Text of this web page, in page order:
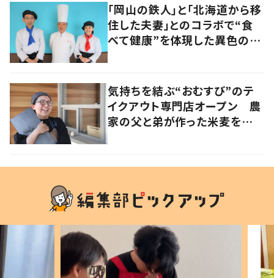
「岡山の鉄人」と「北海道から移
住した夫妻」とのコラボで“食
べて健康”を体現した異色のカ
気持ちを結ぶ“おむすび”のテ
イクアウト専門店オープン 農
家の父と弟が作った米麦を使